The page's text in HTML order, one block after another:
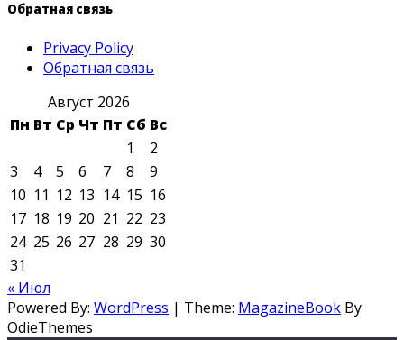
Обратная связь
Privacy Policy
Обратная связь
Август 2026
Пн Вт Ср Чт Пт Сб Вс
1
2
3
4 5 6 7 8
9
10 11 12 13 14 15 16
17 18 19 20 21 22 23
24 25 26 27 28 29 30
31
« Июл
Powered By: WordPress | Theme: MagazineBook By
OdieThemes